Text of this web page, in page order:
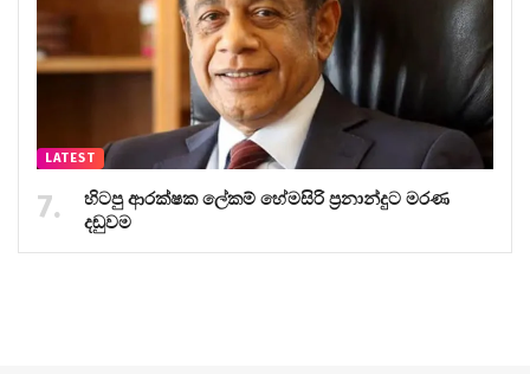
LATEST
හිටපු ආරක්ෂක ලේකම් හේමසිරි ප්‍රනාන්දුට මරණ
දඬුවම